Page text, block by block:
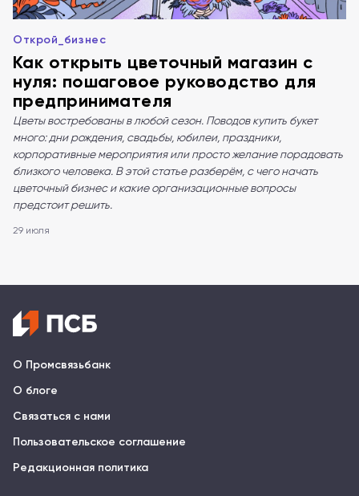
Открой_бизнес
Как открыть цветочный магазин с
нуля: пошаговое руководство для
предпринимателя
Цветы востребованы в любой сезон. Поводов купить букет
много: дни рождения, свадьбы, юбилеи, праздники,
корпоративные мероприятия или просто желание порадовать
близкого человека. В этой статье разберём, с чего начать
цветочный бизнес и какие организационные вопросы
предстоит решить.
29 июля
О Промсвязьбанк
О блоге
Связаться с нами
Пользовательское соглашение
Редакционная политика